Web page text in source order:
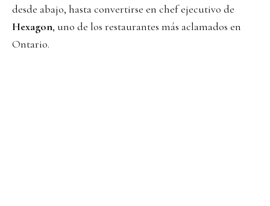
desde abajo, hasta convertirse en chef ejecutivo de
Hexagon, uno de los restaurantes más aclamados en
Ontario.